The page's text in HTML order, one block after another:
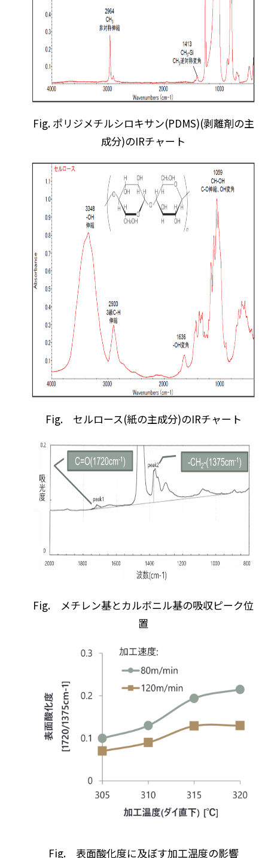
Fig. ポリジメチルシロキサン(PDMS)(剥離剤の主
成分)のIRチャート
Fig. セルロース(紙の主成分)のIRチャート
Fig. メチレン基とカルボニル基の吸収ピーク位
置
Fig. 表面酸化度に及ぼす加工温度の影響